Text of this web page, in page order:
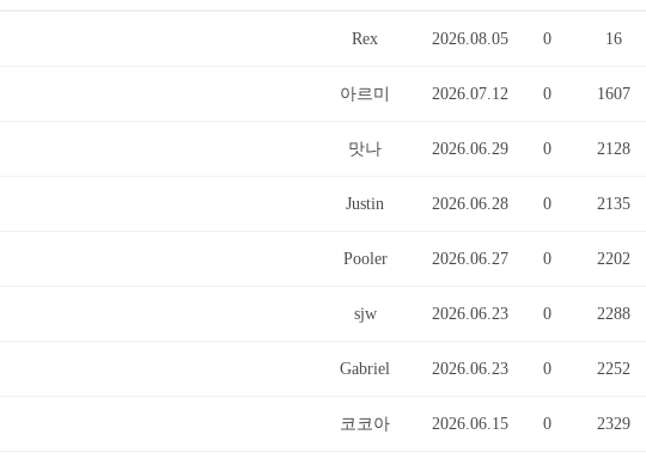
Rex 2026.08.05 0 16
아르미 2026.07.12 0 1607
맛나 2026.06.29 0 2128
Justin 2026.06.28 0 2135
Pooler 2026.06.27 0 2202
sjw 2026.06.23 0 2288
Gabriel 2026.06.23 0 2252
코코아 2026.06.15 0 2329